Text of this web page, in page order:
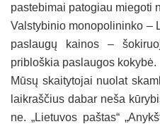
pastebimai patogiau miegoti
Valstybinio monopolininko –
paslaugų kainos –
pribloškia paslaugos kokybė.
Mūsų skaitytojai nuolat
laikraščius dabar neša
ne. „Lietuvos paštas“